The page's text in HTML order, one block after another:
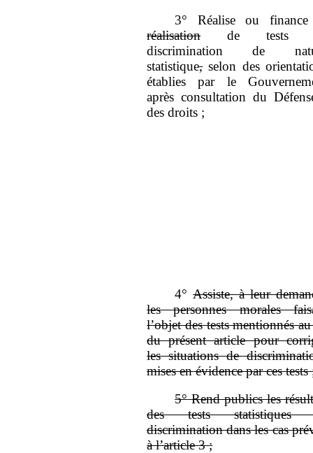
3°
Réalise ou
réalisationde tests
discrimination de
statistique,selon des
établies par le
après consultation du
des droits ;
4° Assiste, à leur
les personnes morales
l’objet des tests mentionnés au
du présent article pour
les situations de
mises en évidence par ces tests
5° Rend publics les
des tests statistiques
discrimination dans les cas
à l’article 3 ;